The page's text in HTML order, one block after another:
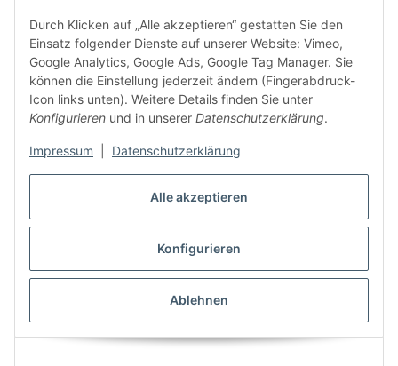
Alle akzeptieren
Konfigurieren
Ablehnen
Durch Klicken auf „Alle akzeptieren“ gestatten Sie den
Einsatz folgender Dienste auf unserer Website: Vimeo,
Google Analytics, Google Ads, Google Tag Manager. Sie
können die Einstellung jederzeit ändern (Fingerabdruck-
Icon links unten). Weitere Details finden Sie unter
Konfigurieren und in unserer Datenschutzerklärung.
Impressum Datenschutzerklärung
Angaben zur Produktsicherheit